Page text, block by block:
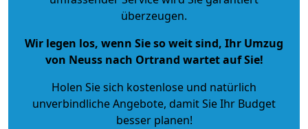
überzeugen.
Wir legen los, wenn Sie so weit sind, Ihr Umzug
von Neuss nach Ortrand wartet auf Sie!
Holen Sie sich kostenlose und natürlich
unverbindliche Angebote, damit Sie Ihr Budget
besser planen!